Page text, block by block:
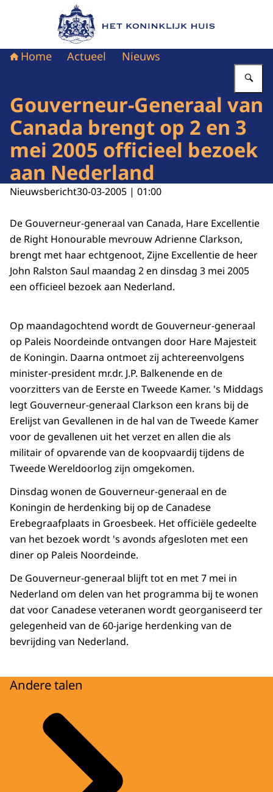
Naar de homepage van Het Koninklijk Huis
Home Actueel Nieuws
Gouverneur-Generaal van
Canada brengt op 2 en 3
mei 2005 officieel bezoek
aan Nederland
Nieuwsbericht30-03-2005 | 01:00
De Gouverneur-generaal van Canada, Hare Excellentie
de Right Honourable mevrouw Adrienne Clarkson,
brengt met haar echtgenoot, Zijne Excellentie de heer
John Ralston Saul maandag 2 en dinsdag 3 mei 2005
een officieel bezoek aan Nederland.
Op maandagochtend wordt de Gouverneur-generaal
op Paleis Noordeinde ontvangen door Hare Majesteit
de Koningin. Daarna ontmoet zij achtereenvolgens
minister-president mr.dr. J.P. Balkenende en de
voorzitters van de Eerste en Tweede Kamer. 's Middags
legt Gouverneur-generaal Clarkson een krans bij de
Erelijst van Gevallenen in de hal van de Tweede Kamer
voor de gevallenen uit het verzet en allen die als
militair of opvarende van de koopvaardij tijdens de
Tweede Wereldoorlog zijn omgekomen.
Dinsdag wonen de Gouverneur-generaal en de
Koningin de herdenking bij op de Canadese
Erebegraafplaats in Groesbeek. Het officiële gedeelte
van het bezoek wordt 's avonds afgesloten met een
diner op Paleis Noordeinde.
De Gouverneur-generaal blijft tot en met 7 mei in
Nederland om delen van het programma bij te wonen
dat voor Canadese veteranen wordt georganiseerd ter
gelegenheid van de 60-jarige herdenking van de
bevrijding van Nederland.
Andere talen